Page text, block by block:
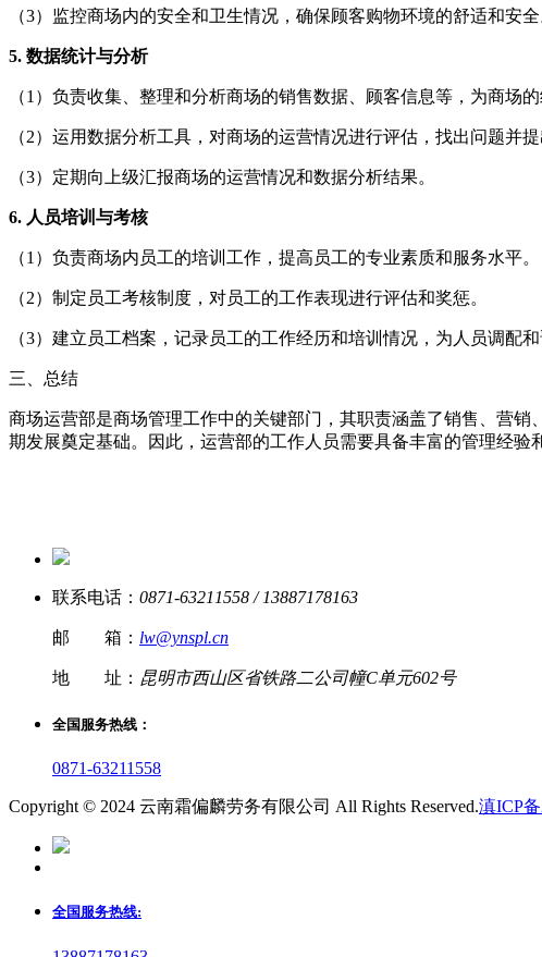
（3）监控商场内的安全和卫生情况，确保顾客购物环境的舒适和安全
5. 数据统计与分析
（1）负责收集、整理和分析商场的销售数据、顾客信息等，为商场的
（2）运用数据分析工具，对商场的运营情况进行评估，找出问题并提
（3）定期向上级汇报商场的运营情况和数据分析结果。
6. 人员培训与考核
（1）负责商场内员工的培训工作，提高员工的专业素质和服务水平。
（2）制定员工考核制度，对员工的工作表现进行评估和奖惩。
（3）建立员工档案，记录员工的工作经历和培训情况，为人员调配和
三、总结
商场运营部是商场管理工作中的关键部门，其职责涵盖了销售、营
期发展奠定基础。因此，运营部的工作人员需要具备丰富的管理经验
联系电话： 0871-63211558 / 13887178163
邮 箱： lw@ynspl.cn
地 址： 昆明市西山区省铁路二公司幢C单元602号
全国服务热线：
0871-63211558
Copyright © 2024 云南霜偏麟劳务有限公司 All Rights Reserved.滇ICP
全国服务热线: